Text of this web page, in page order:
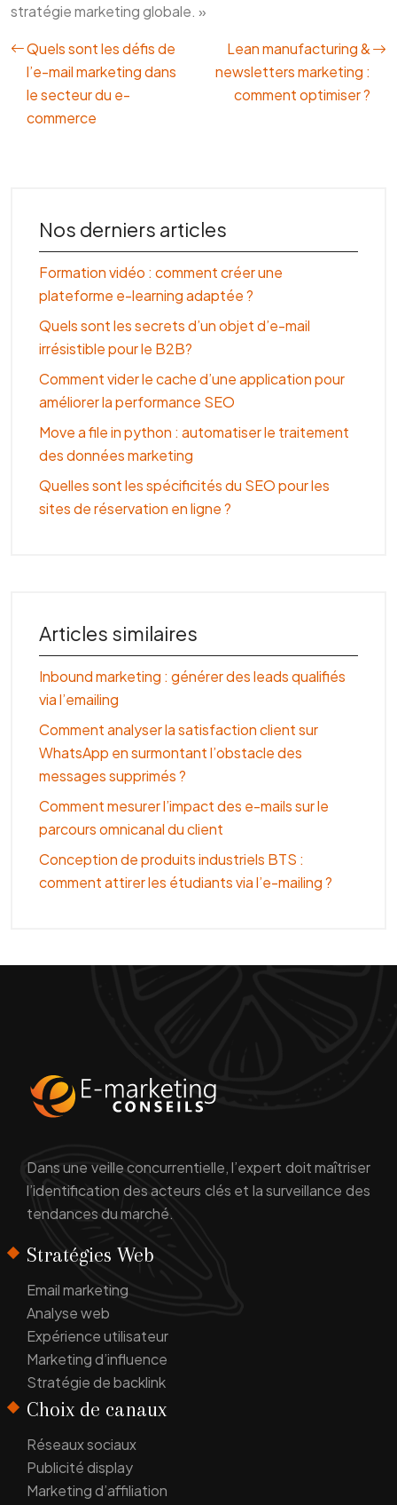
stratégie marketing globale. »
Quels sont les défis de
l’e-mail marketing dans
le secteur du e-
commerce
Lean manufacturing &
newsletters marketing :
comment optimiser ?
Nos derniers articles
Formation vidéo : comment créer une
plateforme e-learning adaptée ?
Quels sont les secrets d’un objet d’e-mail
irrésistible pour le B2B?
Comment vider le cache d’une application pour
améliorer la performance SEO
Move a file in python : automatiser le traitement
des données marketing
Quelles sont les spécificités du SEO pour les
sites de réservation en ligne ?
Articles similaires
Inbound marketing : générer des leads qualifiés
via l’emailing
Comment analyser la satisfaction client sur
WhatsApp en surmontant l’obstacle des
messages supprimés ?
Comment mesurer l’impact des e-mails sur le
parcours omnicanal du client
Conception de produits industriels BTS :
comment attirer les étudiants via l’e-mailing ?
Dans une veille concurrentielle, l’expert doit maîtriser
l’identification des acteurs clés et la surveillance des
tendances du marché.
Stratégies Web
Email marketing
Analyse web
Expérience utilisateur
Marketing d’influence
Stratégie de backlink
Choix de canaux
Réseaux sociaux
Publicité display
Marketing d’affiliation